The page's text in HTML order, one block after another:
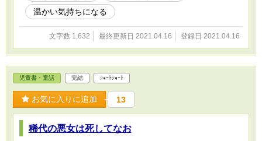
温かい気持ちになる
文字数 1,632 最終更新日 2021.04.16 登録日 2021.04.16
児童書・童話 完結 ｼｮｰﾄｼｮｰﾄ
お気に入りに追加 13
稀代の悪女は死してなお